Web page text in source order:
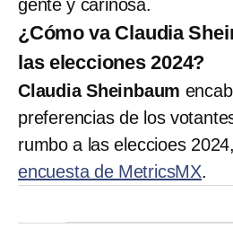
gente y cariñosa.
¿Cómo va Claudia
las elecciones 2024?
Claudia Sheinbaum
preferencias de los
rumbo a las eleccioes
encuesta de MetricsMX.